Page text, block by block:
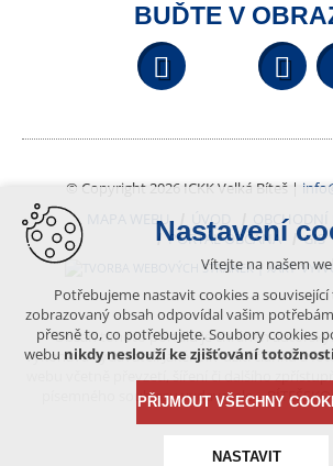
BUĎTE V
Facebook
© Copyright 2026 ICKK Velká Bíteš |
MAPA WEBU
ÚVOD
OBCHODNÍ
PORTÁL OBČANA
GIS
Obsah tohoto portálu je chráněn
vykonává vydavatel. Jakékoliv užití článků a
písemného souhlasu vydavatele –
Nastavení
Vítejte na našem
Potřebujeme nastavit cookies a
zobrazovaný obsah odpovídal vašim
přesně to, co potřebujete. Soubory cookies
webu nikdy neslouží ke zjišťování
PŘIJMOUT VŠECHNY
NASTAVIT